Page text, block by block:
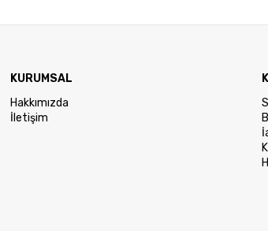
KURUMSAL
Hakkımızda
İletişim